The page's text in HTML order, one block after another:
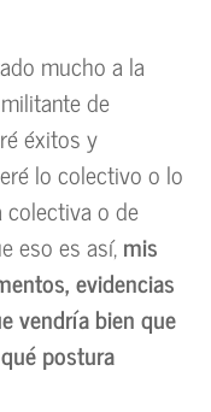
mucho a la
de
éxitos y
lo colectivo o lo
colectiva o de
eso es así,mis
evidencias
vendría bien que
postura